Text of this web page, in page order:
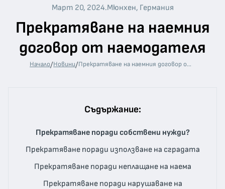
Март 20, 2024.Мюнхен, Германия
Прекратяване на наемния
договор от наемодателя
Начало/Новини/ Прекратяване на наемния договор от наемодателя
Съдържание:
Прекратяване поради собствени нужди?
Прекратяване поради използване на сградата
Прекратяване поради неплащане на наема
Прекратяване поради нарушаване на